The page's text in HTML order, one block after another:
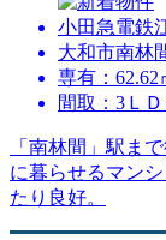
小田急電鉄
大和市南林
専有：62.62
間取：3ＬＤ
「南林間」駅ま
に暮らせるマン
たり良好。